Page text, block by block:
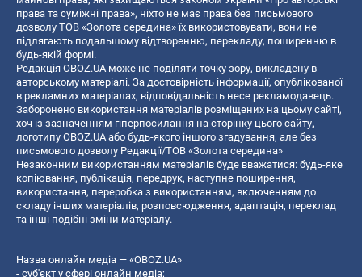
права та суміжні права», ніхто не має права без письмового
дозволу ТОВ «Золота середина» їх використовувати, вони не
підлягають подальшому відтворенню, перекладу, поширенню в
будь-якій формі.
Редакція OBOZ.UA може не поділяти точку зору, викладену в
авторському матеріалі. За достовірність інформації, опублікованої
в рекламних матеріалах, відповідальність несе рекламодавець.
Заборонено використання матеріалів розміщених на цьому сайті,
хоч із зазначенням гіперпосилання на сторінку цього сайту,
логотипу OBOZ.UA або будь-якого іншого згадування, але без
письмового дозволу Редакції/ТОВ «Золота середина»
Незаконним використанням матеріалів буде вважатися: будь-яке
копiювання, публiкацiя, передрук, наступне поширення,
використання, переробка з використанням, включенням до
складу інших матеріалів, розповсюдження, адаптація, переклад
та інші подібні зміни матеріалу.
Назва онлайн медіа — «OBOZ.UA»
- суб'єкт у сфері онлайн медіа;